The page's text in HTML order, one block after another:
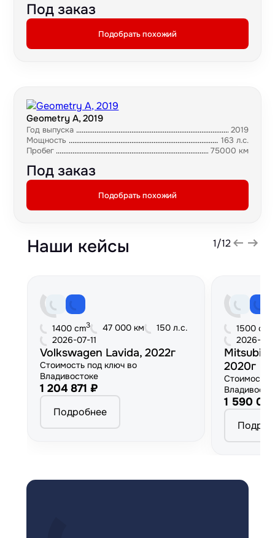
Под заказ
Подобрать похожий
Geometry A, 2019
Год выпуска
2019
Мощность
163 л.с.
Пробег
75000 км
Под заказ
Подобрать похожий
Наши кейсы 1/12
1400 cm3 47 000 км
150 л.с.
2026-07-11
Volkswagen Lavida, 2022г
Стоимость под ключ во
Владивостоке
1 204 871 ₽
Подробнее
1500 cm
2026-
2020г
Стоимость
1 590